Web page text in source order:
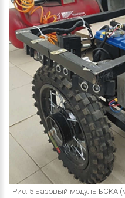
Рис. 5 Базовый модуль БСКА